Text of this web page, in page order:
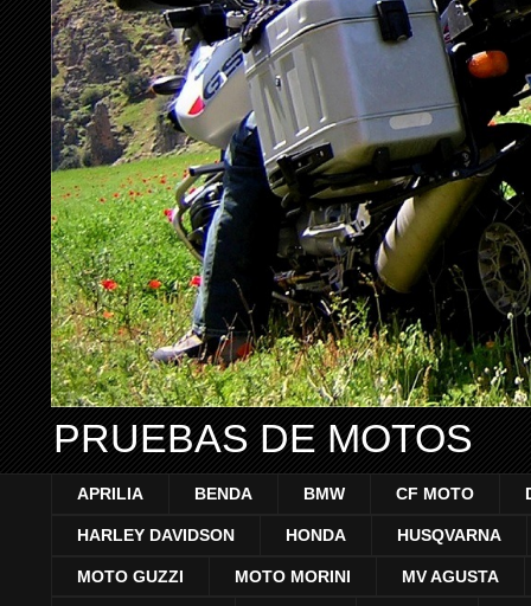
PRUEBAS DE MOTOS
APRILIA BENDA BMW CF MOTO
HARLEY DAVIDSON HONDA HUSQVARNA
MOTO GUZZI MOTO MORINI MV AGUSTA